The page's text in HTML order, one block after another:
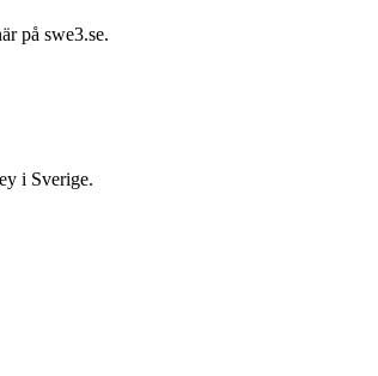
på swe3.se.
i Sverige.